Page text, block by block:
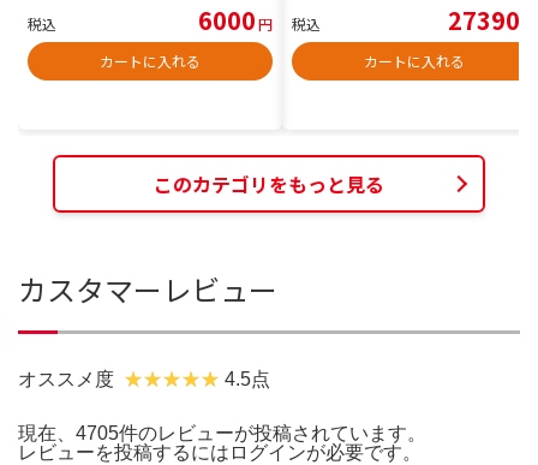
税込 6000円
カートに入れる
税込 27390
カートに入れる
このカテゴリをもっと見る
カスタマーレビュー
オススメ度 4.5点
現在、4705件のレビューが投稿されています。
レビューを投稿するには ログインが必要です。